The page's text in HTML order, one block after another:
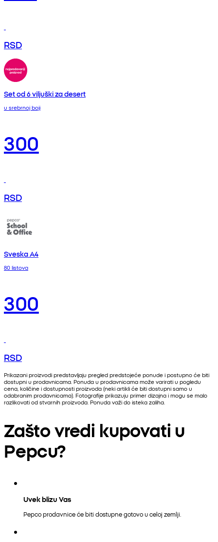
RSD
Set od 6 viljuški za desert
u srebrnoj boji
300
RSD
Sveska A4
80 listova
300
RSD
Prikazani proizvodi predstavljaju pregled predstojeće ponude i postupno će biti
dostupni u prodavnicama. Ponuda u prodavnicama može varirati u pogledu
cena, količine i dostupnosti proizvoda (neki artikli će biti dostupni samo u
odabranim prodavnicama). Fotografije prikazuju primer dizajna i mogu se malo
razlikovati od stvarnih proizvoda. Ponuda važi do isteka zaliha.
Zašto vredi kupovati u
Pepcu?
Uvek blizu Vas
Pepco prodavnice će biti dostupne gotovo u celoj zemlji.